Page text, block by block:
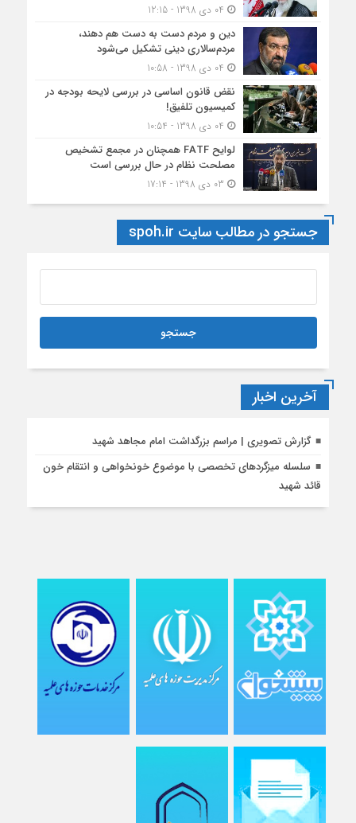
دین و مردم دست به‌ دست هم دهند،
مردم‌سالاری دینی تشکیل می‌شود
نقض قانون اساسی در بررسی لایحه بودجه در
کمیسیون تلفیق!
لوایح FATF همچنان در مجمع تشخیص
مصلحت نظام در حال بررسی است
جستجو در مطالب سایت spoh.ir
آخرین اخبار
گزارش تصویری | مراسم بزرگداشت امام مجاهد شهید
سلسله میزگردهای تخصصی با موضوع خونخواهی و انتقام خون
قائد شهید